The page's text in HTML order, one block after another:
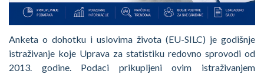
Anketa o dohotku i uslovima života (EU-SILC) je godišnje
istraživanje koje Uprava za statistiku redovno sprovodi od
2013. godine. Podaci prikupljeni ovim istraživanjem